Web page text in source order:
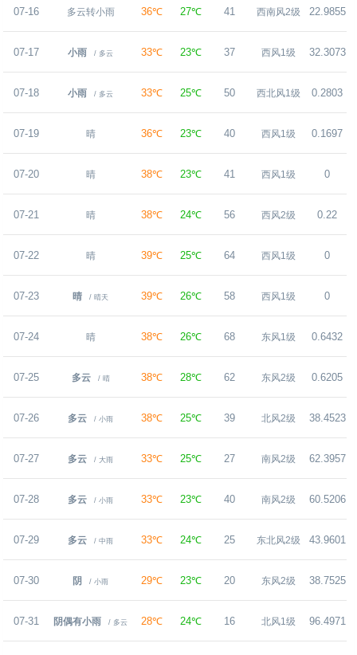
07-16 多云转小雨 36℃ 27℃ 41 西南风2级 22.9855
07-17 小雨 / 多云 33℃ 23℃ 37 西风1级 32.3073
07-18 小雨 / 多云 33℃ 25℃ 50 西北风1级 0.2803
07-19 晴 36℃ 23℃ 40 西风1级 0.1697
07-20 晴 38℃ 23℃ 41 西风1级 0
07-21 晴 38℃ 24℃ 56 西风2级 0.22
07-22 晴 39℃ 25℃ 64 西风1级 0
07-23 晴 / 晴天 39℃ 26℃ 58 西风1级 0
07-24 晴 38℃ 26℃ 68 东风1级 0.6432
07-25 多云 / 晴 38℃ 28℃ 62 东风2级 0.6205
07-26 多云 / 小雨 38℃ 25℃ 39 北风2级 38.4523
07-27 多云 / 大雨 33℃ 25℃ 27 南风2级 62.3957
07-28 多云 / 小雨 33℃ 23℃ 40 南风2级 60.5206
07-29 多云 / 中雨 33℃ 24℃ 25 东北风2级 43.9601
07-30 阴 / 小雨 29℃ 23℃ 20 东风2级 38.7525
07-31 阴偶有小雨 / 多云 28℃ 24℃ 16 北风1级 96.4971